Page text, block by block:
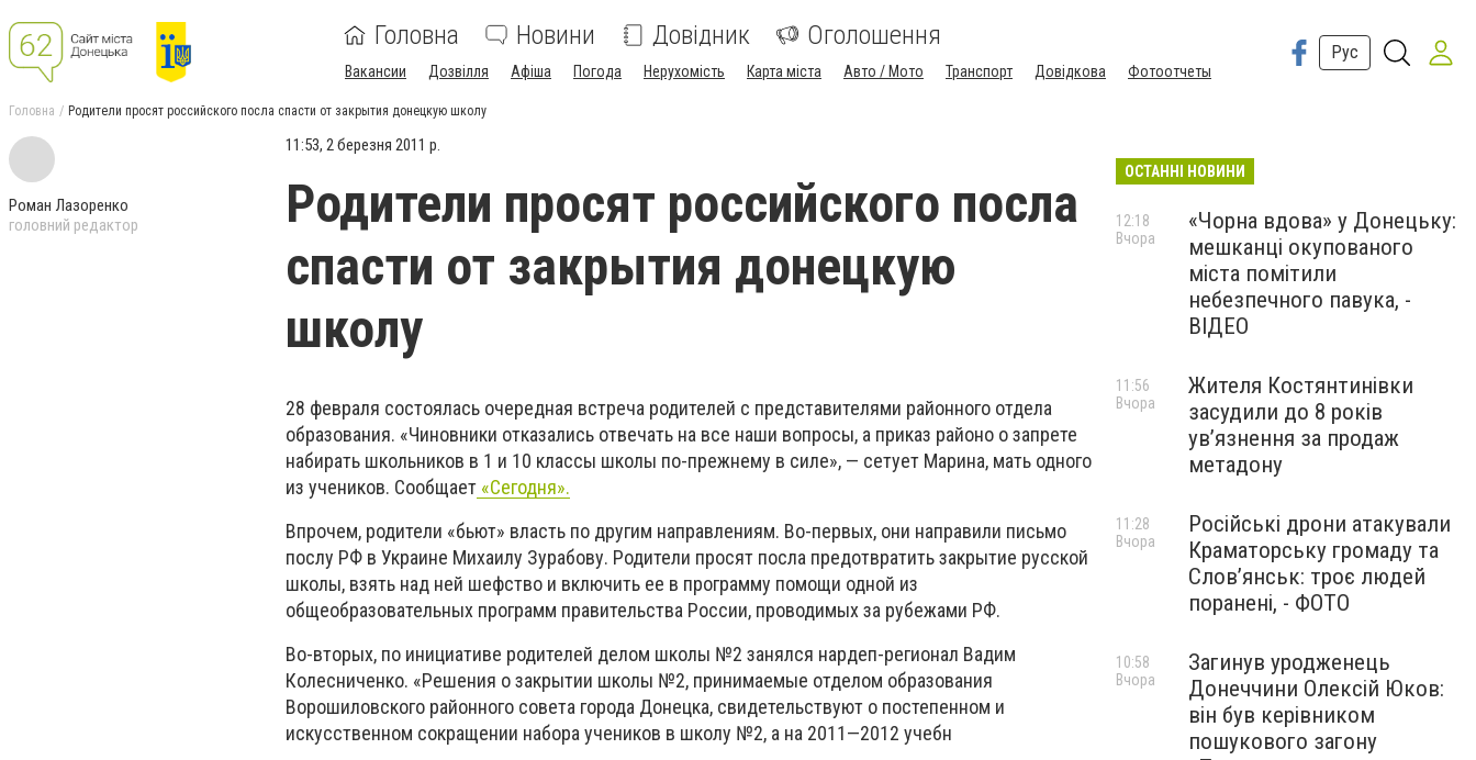
Головна Новини Довідник Оголошення
Вакансии Дозвілля Афіша Погода Нерухомість Карта міста Авто / Мото Транспорт Довідкова Фотоотчеты
Рус
Головна Родители просят российского посла спасти от закрытия донецкую школу
Роман Лазоренко
головний редактор
11:53, 2 березня 2011 р.
Родители просят российского посла
спасти от закрытия донецкую
школу
28 февраля состоялась очередная встреча родителей с представителями районного отдела
образования. «Чиновники отказались отвечать на все наши вопросы, а приказ районо о запрете
набирать школьников в 1 и 10 классы школы по-прежнему в силе», — сетует Марина, мать одного
из учеников. Сообщает «Сегодня».
Впрочем, родители «бьют» власть по другим направлениям. Во-первых, они направили письмо
послу РФ в Украине Михаилу Зурабову. Родители просят посла предотвратить закрытие русской
школы, взять над ней шефство и включить ее в программу помощи одной из
общеобразовательных программ правительства России, проводимых за рубежами РФ.
Во-вторых, по инициативе родителей делом школы №2 занялся нардеп-регионал Вадим
Колесниченко. «Решения о закрытии школы №2, принимаемые отделом образования
Ворошиловского районного совета города Донецка, свидетельствуют о постепенном и
искусственном сокращении набора учеников в школу №2, а на 2011—2012 учебн
ОСТАННІ НОВИНИ
«Чорна вдова» у Донецьку:
мешканці окупованого
міста помітили
небезпечного павука, -
ВІДЕО
12:18
Вчора
Жителя Костянтинівки
засудили до 8 років
ув’язнення за продаж
метадону
11:56
Вчора
Російські дрони атакували
Краматорську громаду та
Слов’янськ: троє людей
поранені, - ФОТО
11:28
Вчора
Загинув уродженець
Донеччини Олексій Юков:
він був керівником
пошукового загону
10:58
Вчора